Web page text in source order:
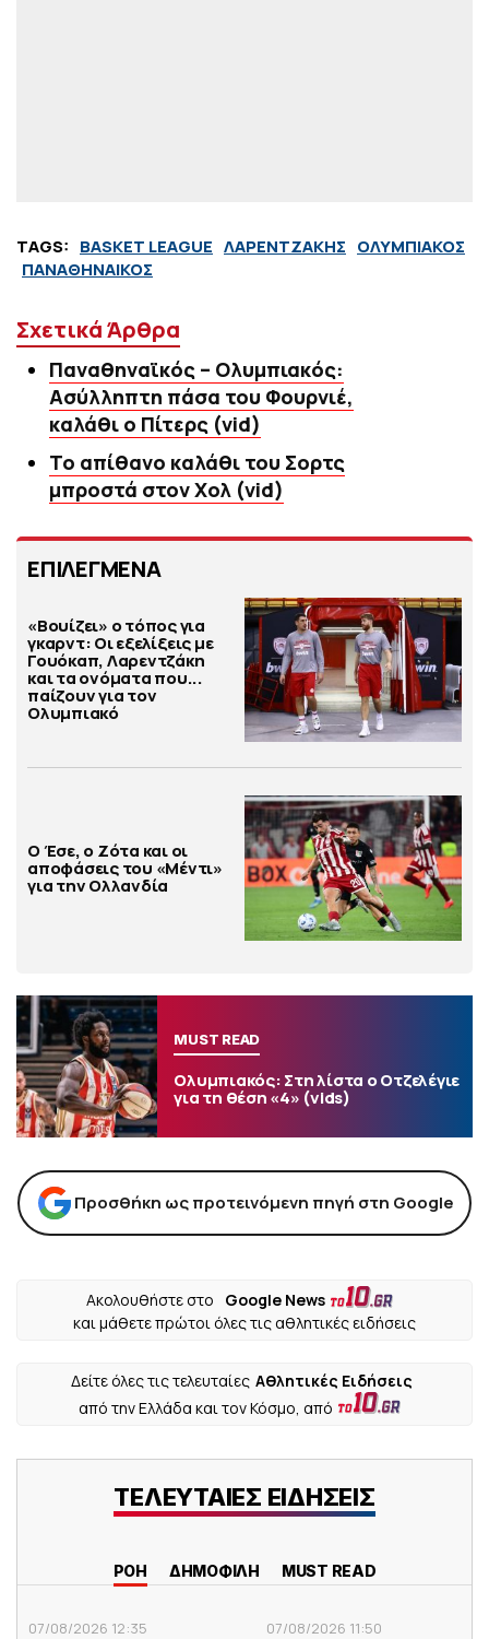
TAGS: BASKET LEAGUE ΛΑΡΕΝΤΖΑΚΗΣ ΟΛΥΜΠΙΑΚΟΣ
ΠΑΝΑΘΗΝΑΙΚΟΣ
Σχετικά Άρθρα
Παναθηναϊκός – Ολυμπιακός:
Ασύλληπτη πάσα του Φουρνιέ,
καλάθι ο Πίτερς (vid)
Το απίθανο καλάθι του Σορτς
μπροστά στον Χολ (vid)
ΕΠΙΛΕΓΜΕΝΑ
«Βουίζει» ο τόπος για
γκαρντ: Οι εξελίξεις με
Γουόκαπ, Λαρεντζάκη
και τα ονόματα που...
παίζουν για τον
Ολυμπιακό
Ο Έσε, ο Ζότα και οι
αποφάσεις του «Μέντι»
για την Ολλανδία
MUST READ
Ολυμπιακός: Στη λίστα ο Οτζελέγιε
για τη θέση «4» (vids)
Προσθήκη ως προτεινόμενη πηγή στη Google
Ακολουθήστε στο
Google News
και μάθετε πρώτοι όλες τις αθλητικές ειδήσεις
Δείτε όλες τις τελευταίες Αθλητικές Ειδήσεις
από την Ελλάδα και τον Κόσμο, από
ΤΕΛΕΥΤΑΙΕΣ ΕΙΔΗΣΕΙΣ
ΡΟΗ ΔΗΜΟΦΙΛΗ MUST READ
07/08/2026 12:35 07/08/2026 11:50